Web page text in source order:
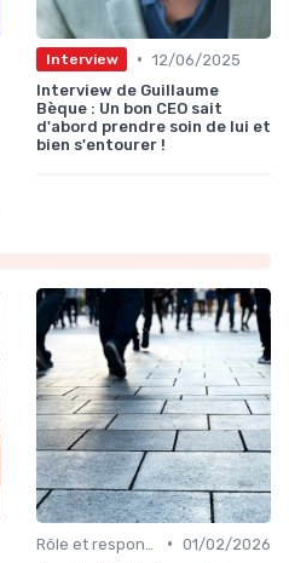
Interview • 12/06/2025
Interview de Guillaume
Bèque : Un bon CEO sait
d'abord prendre soin de lui et
bien s'entourer !
• 01/02/2026